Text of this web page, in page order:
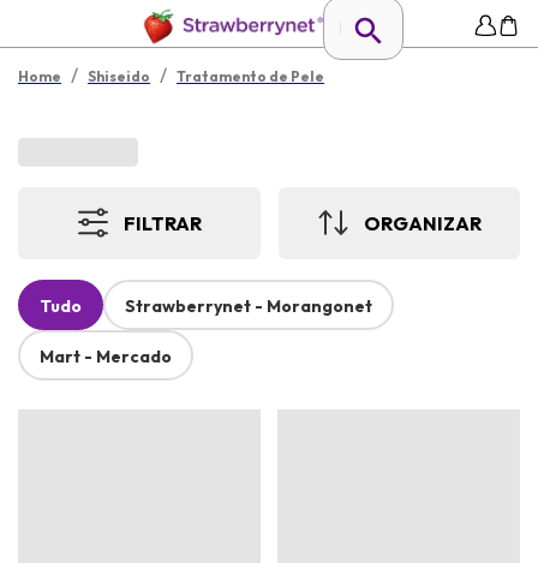
Home / Shiseido / Tratamento de Pele
FILTRAR ORGANIZAR
Tudo Strawberrynet - Morangonet
Mart - Mercado